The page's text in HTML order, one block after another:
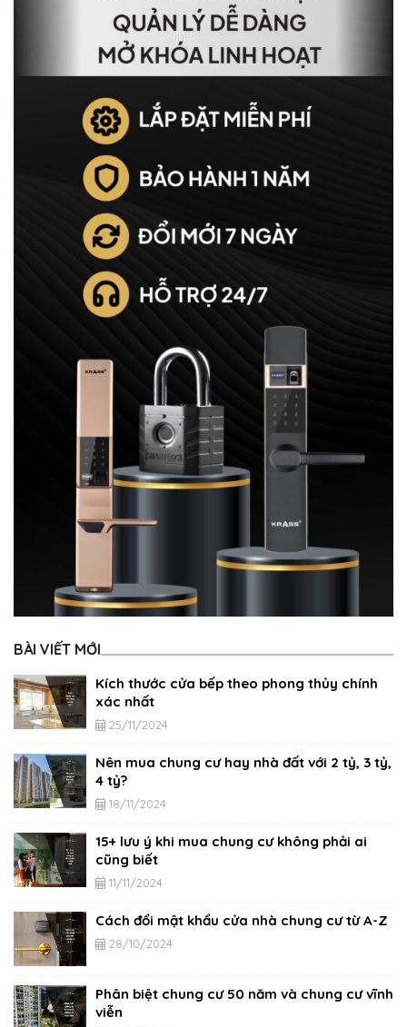
BÀI VIẾT MỚI
Kích thước cửa bếp theo phong thủy chính
xác nhất
25/11/2024
Nên mua chung cư hay nhà đất với 2 tỷ, 3 tỷ,
4 tỷ?
18/11/2024
15+ lưu ý khi mua chung cư không phải ai
cũng biết
11/11/2024
Cách đổi mật khẩu cửa nhà chung cư từ A-Z
28/10/2024
Phân biệt chung cư 50 năm và chung cư vĩnh
viễn